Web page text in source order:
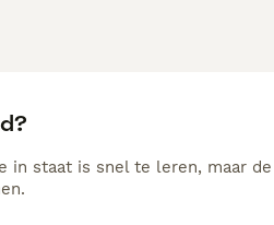
in staat is snel te leren, maar